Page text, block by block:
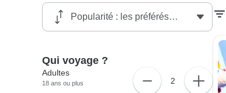
Qui voyage ?
Adultes
18 ans ou plus 2